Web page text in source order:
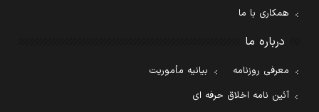
همکاری با ما
درباره ما
معرفی روزنامه
بیانیه مأموریت
آئین نامه اخلاق حرفه ای